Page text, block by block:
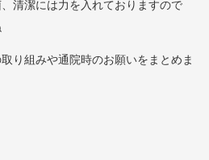
清潔には力を入れておりますので
り組みや通院時のお願いをまとめま